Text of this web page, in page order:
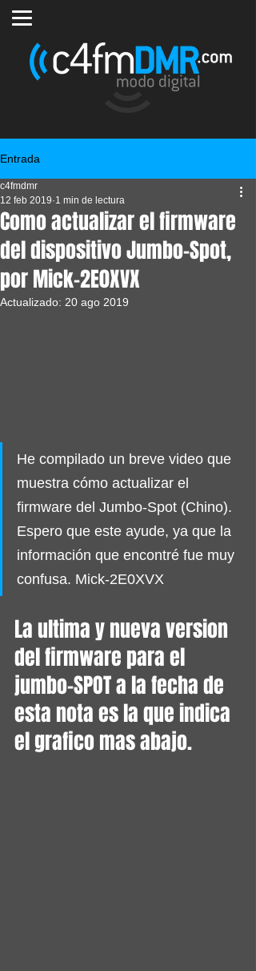
Entrada
Como actualizar el firmware
del dispositivo Jumbo-Spot,
por Mick-2E0XVX
c4fmdmr
12 feb 2019 1 min de lectura
Actualizado: 20 ago 2019
He compilado un breve video que
muestra cómo actualizar el
firmware del Jumbo-Spot (Chino).
Espero que este ayude, ya que la
información que encontré fue muy
confusa. Mick-2E0XVX
La ultima y nueva version
del firmware para el
jumbo-SPOT a la fecha de
esta nota es la que indica
el grafico mas abajo.